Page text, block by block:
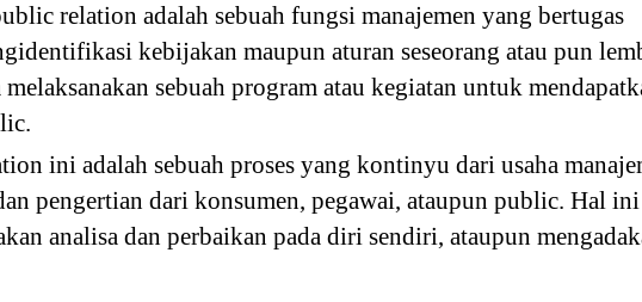
relation adalah sebuah fungsi manajemen yang bertugas
kebijakan maupun aturan seseorang atau pun
sebuah program atau kegiatan untuk
ini adalah sebuah proses yang kontinyu dari usaha
pengertian dari konsumen, pegawai, ataupun public. Hal ini
analisa dan perbaikan pada diri sendiri, ataupun